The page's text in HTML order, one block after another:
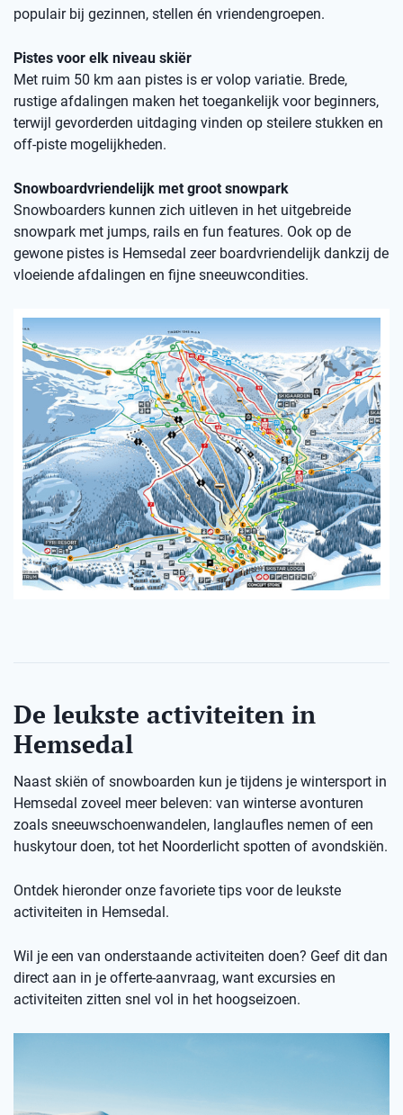
populair bij gezinnen, stellen én vriendengroepen.
Pistes voor elk niveau skiër
Met ruim 50 km aan pistes is er volop variatie. Brede,
rustige afdalingen maken het toegankelijk voor beginners,
terwijl gevorderden uitdaging vinden op steilere stukken en
off-piste mogelijkheden.
Snowboardvriendelijk met groot snowpark
Snowboarders kunnen zich uitleven in het uitgebreide
snowpark met jumps, rails en fun features. Ook op de
gewone pistes is Hemsedal zeer boardvriendelijk dankzij de
vloeiende afdalingen en fijne sneeuwcondities.
De leukste activiteiten in
Hemsedal
Naast skiën of snowboarden kun je tijdens je wintersport in
Hemsedal zoveel meer beleven: van winterse avonturen
zoals sneeuwschoenwandelen, langlaufles nemen of een
huskytour doen, tot het Noorderlicht spotten of avondskiën.
Ontdek hieronder onze favoriete tips voor de leukste
activiteiten in Hemsedal.
Wil je een van onderstaande activiteiten doen? Geef dit dan
direct aan in je offerte-aanvraag, want excursies en
activiteiten zitten snel vol in het hoogseizoen.